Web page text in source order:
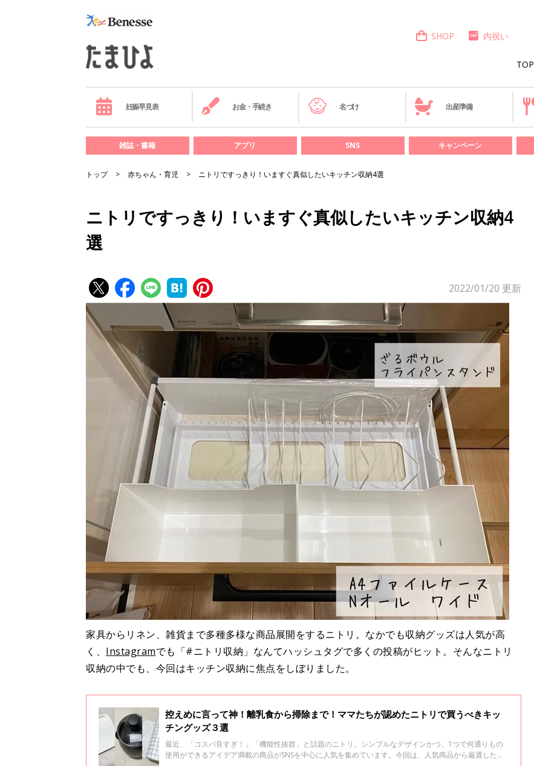
TOP
SHOP 内祝い
妊娠早見表 お金・手続き 名づけ 出産準備
雑誌・書籍 アプリ SNS キャンペーン
トップ 赤ちゃん・育児 ニトリですっきり！いますぐ真似したいキッチン収納4選
ニトリですっきり！いますぐ真似したいキッチン収納4
選
2022/01/20 更新
家具からリネン、雑貨まで多種多様な商品展開をするニトリ。なかでも収納グッズは人気が高
く、 Instagramでも「#ニトリ収納」なんてハッシュタグで多くの投稿がヒット。そんなニトリ
収納の中でも、今回はキッチン収納に焦点をしぼりました。
控えめに言って神！離乳食から掃除まで！ママたちが認めたニトリで買うべきキッ
チングッズ３選
最近、「コスパ良すぎ！」「機能性抜群」と話題のニトリ。シンプルなデザインかつ、1つで何通りもの
使用ができるアイデア満載の商品がSNSを中心に人気を集めています。今回は、人気商品から厳選した、3